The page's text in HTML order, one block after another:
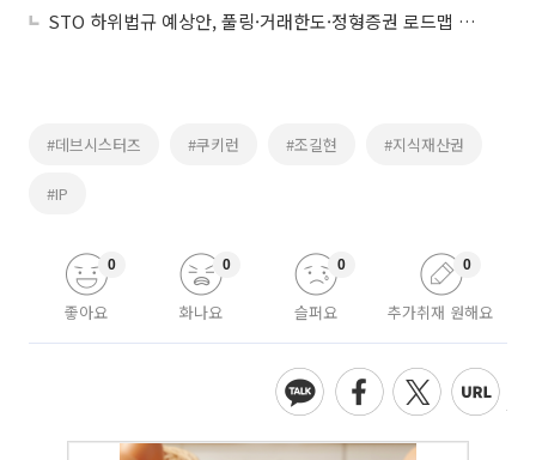
STO 하위법규 예상안, 풀링·거래한도·정형증권 로드맵 제시
#데브시스터즈 #쿠키런 #조길현 #지식재산권
#IP
좋아요
0
화나요
0
슬퍼요
0
추가취재 원해요
0